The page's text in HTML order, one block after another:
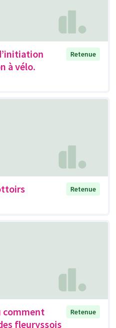
à vélo.
Retenue
Retenue
comment
fleuryssois
Retenue